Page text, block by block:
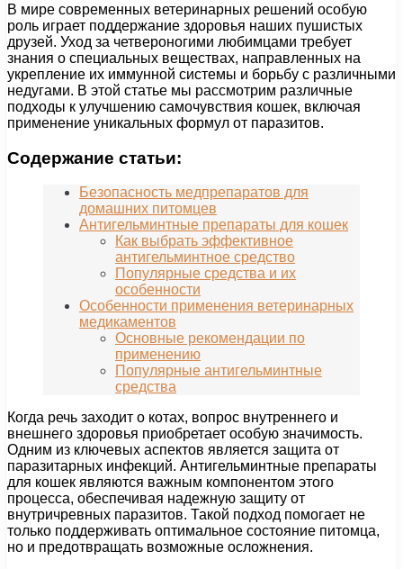
В мире современных ветеринарных решений особую
роль играет поддержание здоровья наших пушистых
друзей. Уход за четвероногими любимцами требует
знания о специальных веществах, направленных на
укрепление их иммунной системы и борьбу с различными
недугами. В этой статье мы рассмотрим различные
подходы к улучшению самочувствия кошек, включая
применение уникальных формул от паразитов.
Содержание статьи:
Безопасность медпрепаратов для
домашних питомцев
Антигельминтные препараты для кошек
Как выбрать эффективное
антигельминтное средство
Популярные средства и их
особенности
Особенности применения ветеринарных
медикаментов
Основные рекомендации по
применению
Популярные антигельминтные
средства
Когда речь заходит о котах, вопрос внутреннего и
внешнего здоровья приобретает особую значимость.
Одним из ключевых аспектов является защита от
паразитарных инфекций. Антигельминтные препараты
для кошек являются важным компонентом этого
процесса, обеспечивая надежную защиту от
внутричревных паразитов. Такой подход помогает не
только поддерживать оптимальное состояние питомца,
но и предотвращать возможные осложнения.